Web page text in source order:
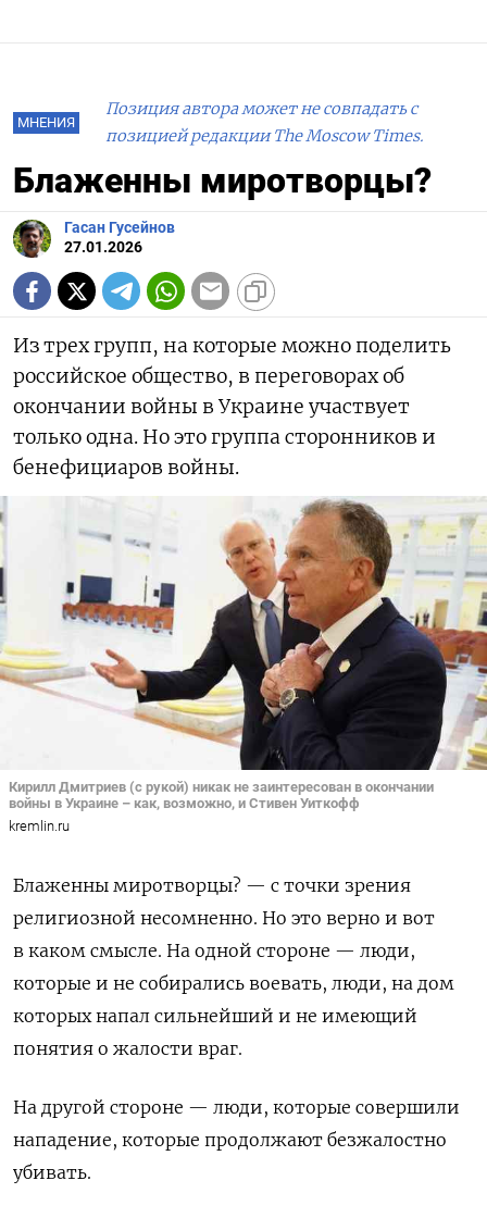
МНЕНИЯ
Позиция автора может не совпадать с
позицией редакции The Moscow Times.
Блаженны миротворцы?
Гасан Гусейнов
27.01.2026
Из трех групп, на которые можно поделить
российское общество, в переговорах об
окончании войны в Украине участвует
только одна. Но это группа сторонников и
бенефициаров войны.
Кирилл Дмитриев (с рукой) никак не заинтересован в окончании
войны в Украине – как, возможно, и Стивен Уиткофф
kremlin.ru
Блаженны миротворцы? — с точки зрения
религиозной несомненно. Но это верно и вот
в каком смысле. На одной стороне — люди,
которые и не собирались воевать, люди, на дом
которых напал сильнейший и не имеющий
понятия о жалости враг.
На другой стороне — люди, которые совершили
нападение, которые продолжают безжалостно
убивать.